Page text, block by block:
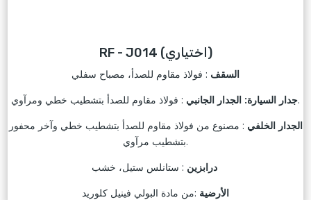
RF - J014 (اختياري)
السقف : فولاذ مقاوم للصدأ، مصباح سفلي
جدار السيارة: الجدار الجانبي: فولاذ مقاوم للصدأ بتشطيب خطي ومرآوي.
الجدار الخلفي : مصنوع من فولاذ مقاوم للصدأ بتشطيب خطي وآخر محفور
بتشطيب مرآوي.
درابزين: ستانلس ستيل، خشب
الأرضية :من مادة البولي فينيل كلوريد